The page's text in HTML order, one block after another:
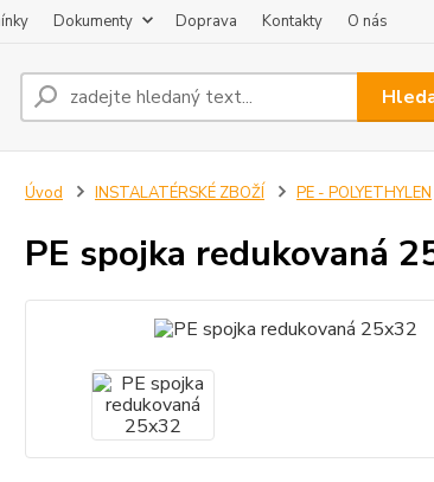
Dokumenty Doprava Kontakty O nás
Úvod INSTALATÉRSKÉ ZBOŽÍ PE - POLYETHYLEN
PE spojka redukovaná